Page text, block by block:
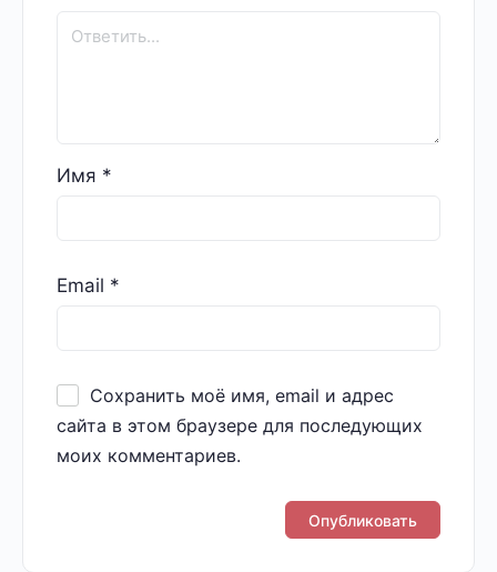
Имя *
Email *
Сохранить моё имя, email и адрес
сайта в этом браузере для последующих
моих комментариев.